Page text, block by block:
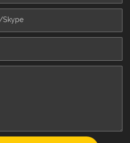
Skype